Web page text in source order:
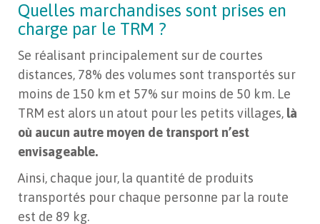
Quelles marchandises sont prises en
charge par le TRM ?
Se réalisant principalement sur de courtes
distances, 78% des volumes sont transportés sur
moins de 150 km et 57% sur moins de 50 km. Le
TRM est alors un atout pour les petits villages, là
où aucun autre moyen de transport n’est
envisageable.
Ainsi, chaque jour, la quantité de produits
transportés pour chaque personne par la route
est de 89 kg.